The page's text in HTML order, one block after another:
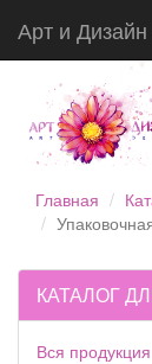
Арт и
Главная
КАТАЛОГ
Вся продукция